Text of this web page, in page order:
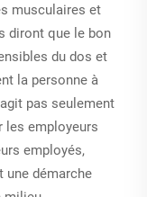
musculaires et
diront que le bon
du dos et
la personne à
pas seulement
les employeurs
employés,
une démarche